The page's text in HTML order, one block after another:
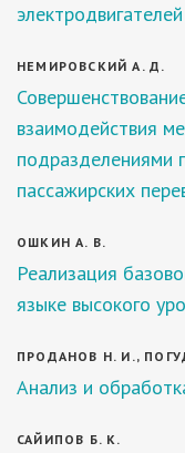
НЕМИРОВСКИЙ А. Д.
взаимодействия
подразделениями
пассажирских
ОШКИН А. В.
Реализация
языке высокого
ПРОДАНОВ Н. И.,
Анализ и
САЙИПОВ Б. К.